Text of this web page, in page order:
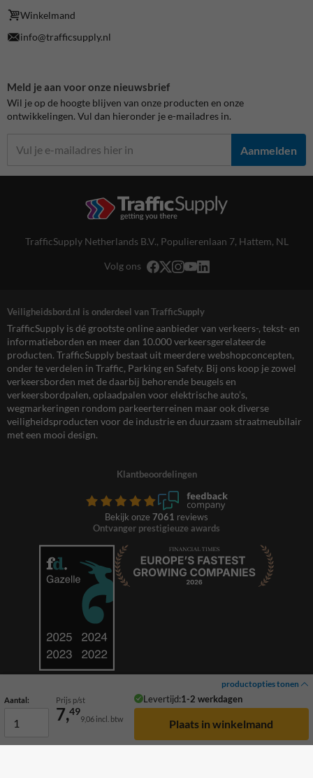
productopties tonen
Aantal: Prijs p/st Levertijd:1-2 werkdagen
7,49
9,06 incl. btw
Winkelmand
info@trafficsupply.nl
Meld je aan voor onze nieuwsbrief
Wil je op de hoogte blijven van onze producten en onze
ontwikkelingen. Vul dan hieronder je e-mailadres in.
Aanmelden
TrafficSupply Netherlands B.V., Populierenlaan 7, Hattem, NL
Volg ons
Veiligheidsbord.nl is onderdeel van TrafficSupply
TrafficSupply is dé grootste online aanbieder van verkeers-, tekst- en
informatieborden en meer dan 10.000 verkeersgerelateerde
producten. TrafficSupply bestaat uit meerdere webshopconcepten,
onder te verdelen in Traffic, Parking en Safety. Bij ons koop je zowel
verkeersborden met de daarbij behorende beugels en
verkeersbordpalen, oplaadpalen voor elektrische auto’s,
wegmarkeringen rondom parkeerterreinen maar ook diverse
veiligheidsproducten voor de industrie en duurzaam straatmeubilair
met een mooi design.
Klantbeoordelingen
Bekijk onze 7061 reviews
Ontvanger prestigieuze awards
© 2026 TrafficSupply. Alle rechten voorbehouden.